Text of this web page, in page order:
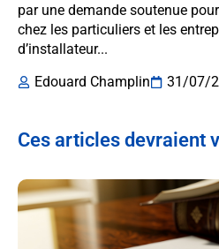
par une demande soutenue
chez les particuliers et les
d’installateur...
Edouard Champlin
31/07/
Ces articles devraient